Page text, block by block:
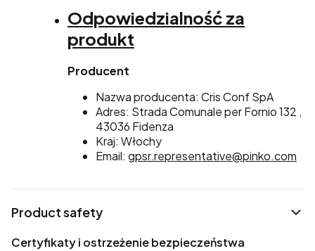
Odpowiedzialność za
produkt
Producent
Nazwa producenta: Cris Conf SpA
Adres: Strada Comunale per Fornio 132 ,
43036 Fidenza
Kraj: Włochy
Email: gpsr.representative@pinko.com
Product safety
Certyfikaty i ostrzeżenie bezpieczeństwa